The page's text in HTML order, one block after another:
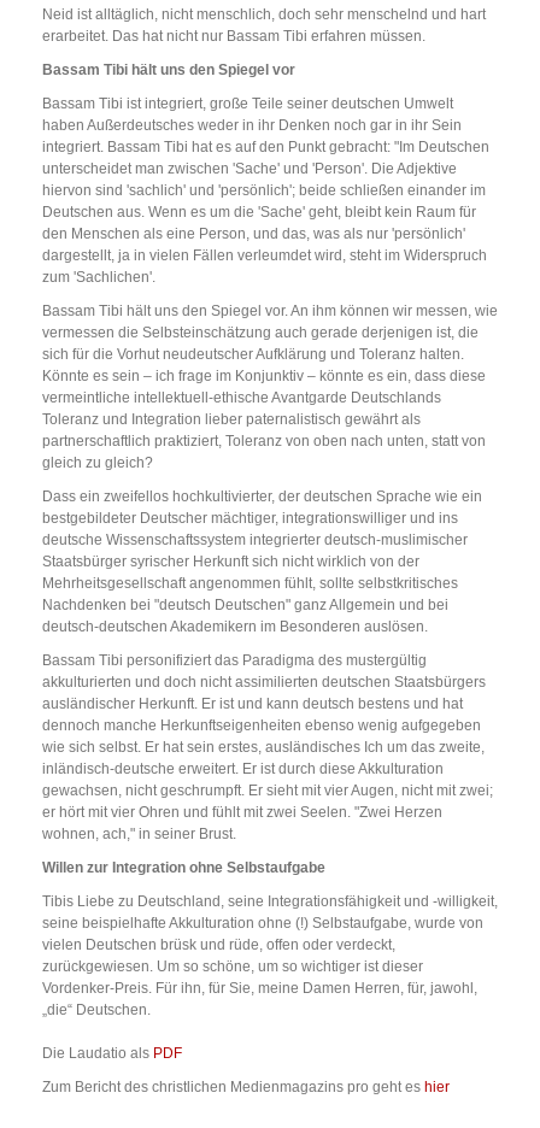
Neid ist alltäglich, nicht menschlich, doch sehr menschelnd und hart
erarbeitet. Das hat nicht nur Bassam Tibi erfahren müssen.
Bassam Tibi hält uns den Spiegel vor
Bassam Tibi ist integriert, große Teile seiner deutschen Umwelt
haben Außerdeutsches weder in ihr Denken noch gar in ihr Sein
integriert. Bassam Tibi hat es auf den Punkt gebracht: "Im Deutschen
unterscheidet man zwischen 'Sache' und 'Person'. Die Adjektive
hiervon sind 'sachlich' und 'persönlich'; beide schließen einander im
Deutschen aus. Wenn es um die 'Sache' geht, bleibt kein Raum für
den Menschen als eine Person, und das, was als nur 'persönlich'
dargestellt, ja in vielen Fällen verleumdet wird, steht im Widerspruch
zum 'Sachlichen'.
Bassam Tibi hält uns den Spiegel vor. An ihm können wir messen, wie
vermessen die Selbsteinschätzung auch gerade derjenigen ist, die
sich für die Vorhut neudeutscher Aufklärung und Toleranz halten.
Könnte es sein – ich frage im Konjunktiv – könnte es ein, dass diese
vermeintliche intellektuell-ethische Avantgarde Deutschlands
Toleranz und Integration lieber paternalistisch gewährt als
partnerschaftlich praktiziert, Toleranz von oben nach unten, statt von
gleich zu gleich?
Dass ein zweifellos hochkultivierter, der deutschen Sprache wie ein
bestgebildeter Deutscher mächtiger, integrationswilliger und ins
deutsche Wissenschaftssystem integrierter deutsch-muslimischer
Staatsbürger syrischer Herkunft sich nicht wirklich von der
Mehrheitsgesellschaft angenommen fühlt, sollte selbstkritisches
Nachdenken bei "deutsch Deutschen" ganz Allgemein und bei
deutsch-deutschen Akademikern im Besonderen auslösen.
Bassam Tibi personifiziert das Paradigma des mustergültig
akkulturierten und doch nicht assimilierten deutschen Staatsbürgers
ausländischer Herkunft. Er ist und kann deutsch bestens und hat
dennoch manche Herkunftseigenheiten ebenso wenig aufgegeben
wie sich selbst. Er hat sein erstes, ausländisches Ich um das zweite,
inländisch-deutsche erweitert. Er ist durch diese Akkulturation
gewachsen, nicht geschrumpft. Er sieht mit vier Augen, nicht mit zwei;
er hört mit vier Ohren und fühlt mit zwei Seelen. "Zwei Herzen
wohnen, ach," in seiner Brust.
Willen zur Integration ohne Selbstaufgabe
Tibis Liebe zu Deutschland, seine Integrationsfähigkeit und -willigkeit,
seine beispielhafte Akkulturation ohne (!) Selbstaufgabe, wurde von
vielen Deutschen brüsk und rüde, offen oder verdeckt,
zurückgewiesen. Um so schöne, um so wichtiger ist dieser
Vordenker-Preis. Für ihn, für Sie, meine Damen Herren, für, jawohl,
„die“ Deutschen.
Die Laudatio als PDF
Zum Bericht des christlichen Medienmagazins pro geht es hier